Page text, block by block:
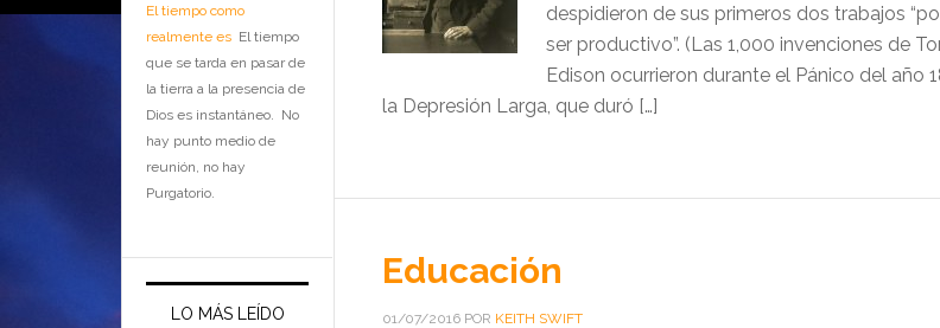
despidieron de sus primeros dos trabajos
ser productivo”. (Las 1,000 invenciones de
Edison ocurrieron durante el Pánico del año
la Depresión Larga, que duró […]
Educación
01/07/2016 POR KEITH SWIFT
El tiempo como
realmente es El tiempo
que se tarda en pasar de
la tierra a la presencia de
Dios es instantáneo. No
hay punto medio de
reunión, no hay
Purgatorio.
LO MÁS LEÍDO